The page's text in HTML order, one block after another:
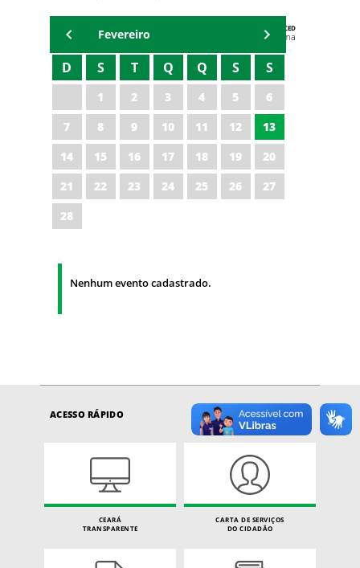
AGENDA DA CODED/CED
Vagna Lima
Fevereiro
D S T Q Q S S
1 2 3 4 5
6
7
8 9 10 11 12
13
14
15 16 17 18 19
20
21
22 23 24 25 26
27
28
Nenhum evento cadastrado.
ACESSO RÁPIDO
CEARÁ
TRANSPARENTE
CARTA DE SERVIÇOS
DO CIDADÃO